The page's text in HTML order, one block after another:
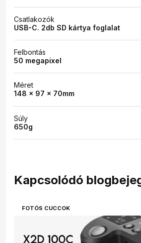
Csatlakozók
USB-C. 2db SD kártya foglalat
Felbontás
50 megapixel
Méret
148 x 97 x 70mm
Súly
650g
Kapcsolódó
FOTÓS CUCCOK